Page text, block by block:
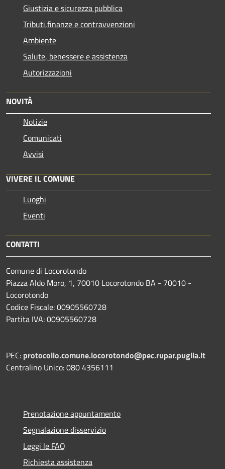
Giustizia e sicurezza pubblica
Tributi,finanze e contravvenzioni
Ambiente
Salute, benessere e assistenza
Autorizzazioni
NOVITÀ
Notizie
Comunicati
Avvisi
VIVERE IL COMUNE
Luoghi
Eventi
CONTATTI
Comune di Locorotondo
Piazza Aldo Moro, 1, 70010 Locorotondo BA - 70010 -
Locorotondo
Codice Fiscale: 00905560728
Partita IVA: 00905560728
PEC: protocollo.comune.locorotondo@pec.rupar.puglia.it
Centralino Unico: 080 4356111
Prenotazione appuntamento
Segnalazione disservizio
Leggi le FAQ
Richiesta assistenza